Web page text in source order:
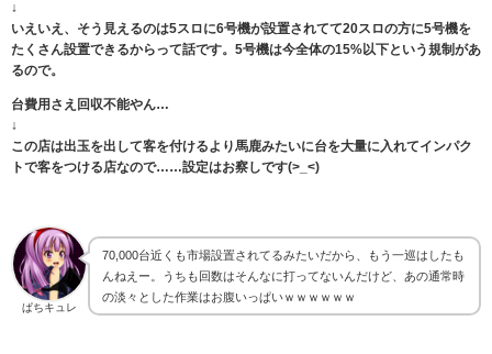
↓
いえいえ、そう見えるのは5スロに6号機が設置されてて20スロの方に5号機を
たくさん設置できるからって話です。5号機は今全体の15%以下という規制があ
るので。
台費用さえ回収不能やん…
↓
この店は出玉を出して客を付けるより馬鹿みたいに台を大量に入れてインパク
トで客をつける店なので……設定はお察しです(>_<)
ぱちキュレ
70,000台近くも市場設置されてるみたいだから、もう一巡はしたも
んねえー。うちも回数はそんなに打ってないんだけど、あの通常時
の淡々とした作業はお腹いっぱいｗｗｗｗｗｗ